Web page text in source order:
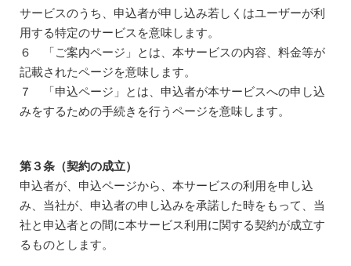
サービスのうち、申込者が申し込み若しくはユーザーが利
用する特定のサービスを意味します。
６ 「ご案内ページ」とは、本サービスの内容、料金等が
記載されたページを意味します。
７ 「申込ページ」とは、申込者が本サービスへの申し込
みをするための手続きを行うページを意味します。
第３条（契約の成立）
申込者が、申込ページから、本サービスの利用を申し込
み、当社が、申込者の申し込みを承諾した時をもって、当
社と申込者との間に本サービス利用に関する契約が成立す
るものとします。